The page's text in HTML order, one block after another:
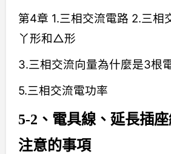
第4章 1.三相交流電路 2.三相
丫形和△形
3.三相交流向量為什麼是3根
5.三相交流電功率
5-2、電具線、延長插
注意的事項